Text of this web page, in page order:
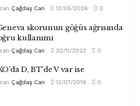
Çağdaş Can 12/05/2026 0
skorunun göğüs ağrısında
kullanımı
Çağdaş Can 20/11/2023 0
D, BT’de V var ise
Çağdaş Can 12/07/2019 0